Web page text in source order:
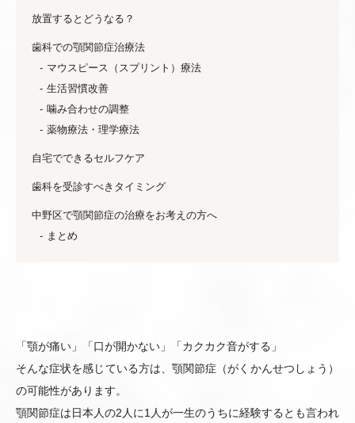
放置するとどうなる？
歯科での顎関節症治療法
マウスピース（スプリント）療法
生活習慣改善
噛み合わせの調整
薬物療法・理学療法
自宅でできるセルフケア
歯科を受診すべきタイミング
中野区で顎関節症の治療をお考えの方へ
まとめ
「顎が痛い」「口が開かない」「カクカク音がする」
そんな症状を感じている方は、顎関節症（がくかんせつしょう）
の可能性があります。
顎関節症は日本人の2人に1人が一生のうちに経験するとも言われ